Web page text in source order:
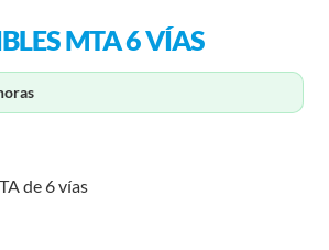
MTA 6 VÍAS
de 6 vías